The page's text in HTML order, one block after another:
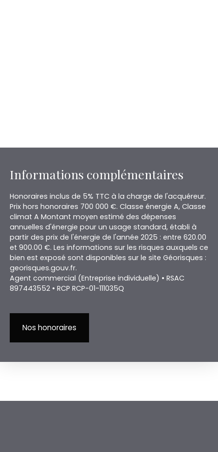
Informations complémentaires
Honoraires inclus de 5% TTC à la charge de l'acquéreur.
Prix hors honoraires 700 000 €. Classe énergie A, Classe
climat A Montant moyen estimé des dépenses
annuelles d'énergie pour un usage standard, établi à
partir des prix de l'énergie de l'année 2025 : entre 620.00
et 900.00 €. Les informations sur les risques auxquels ce
bien est exposé sont disponibles sur le site Géorisques :
georisques.gouv.fr.
Agent commercial (Entreprise individuelle) • RSAC
897443552 • RCP RCP-01-111035Q
Nos honoraires